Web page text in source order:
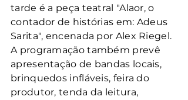
tarde é a peça teatral "Alaor, o
contador de histórias em: Adeus
Sarita", encenada por Alex Riegel.
A programação também prevê
apresentação de bandas locais,
brinquedos infláveis, feira do
produtor, tenda da leitura,